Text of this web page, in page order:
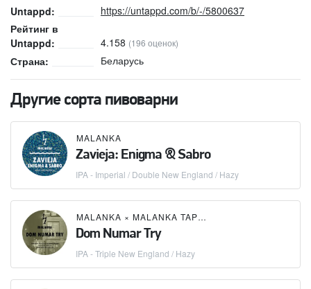
Untappd:
https://untappd.com/b/-/5800637
Рейтинг в
Untappd:
4.158 (196 оценок)
Страна: Беларусь
Другие сорта пивоварни
MALANKA
Zavieja: Enigma & Sabro
IPA - Imperial / Double New England / Hazy
MALANKA × MALANKA TAPROOM
Dom Numar Try
IPA - Triple New England / Hazy